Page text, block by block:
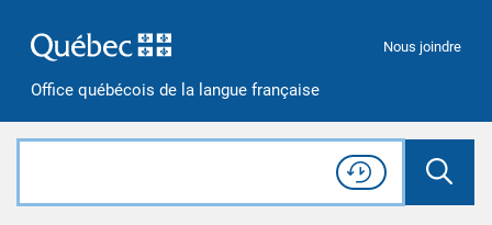
Office québécois de la langue française
Nous joindre
Rechercher dans tout le site
Lancer
Consulter l'
Historique
de recherche